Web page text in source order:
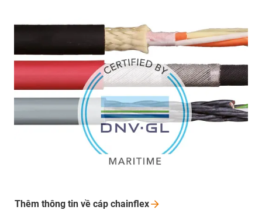
Thêm thông tin về cáp chainflex